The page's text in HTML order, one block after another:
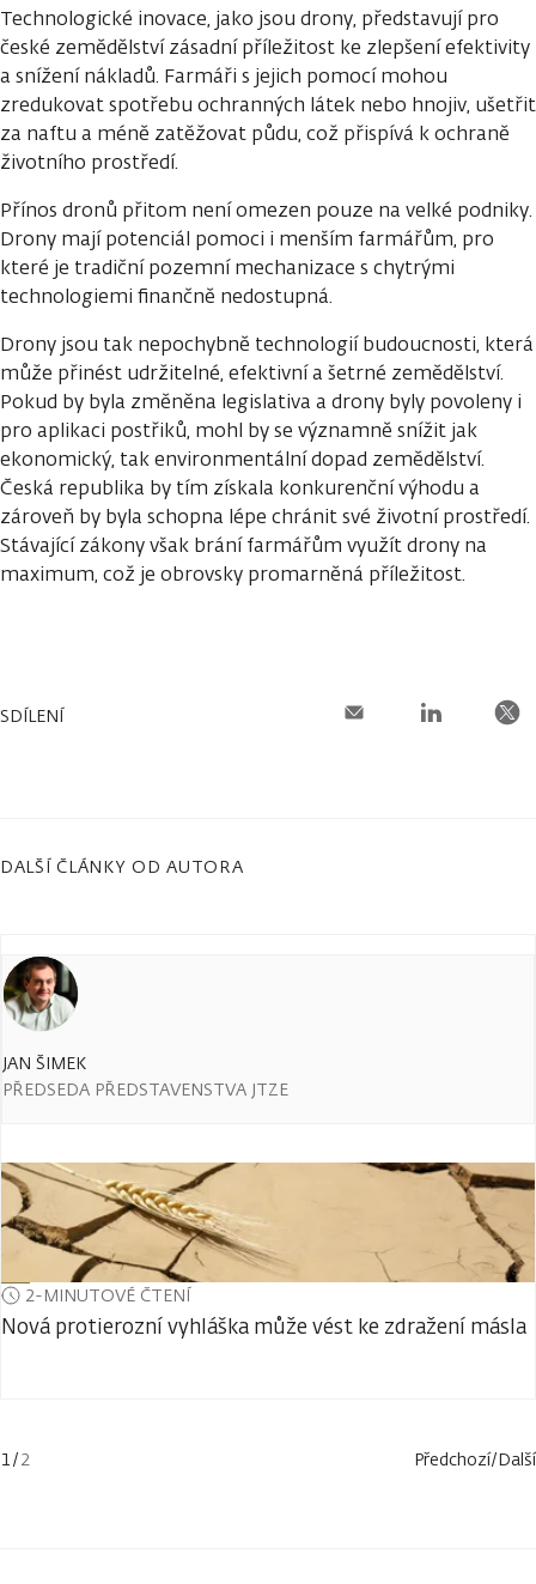
Technologické inovace, jako jsou drony, představují pro
české zemědělství zásadní příležitost ke zlepšení efektivity
a snížení nákladů. Farmáři s jejich pomocí mohou
zredukovat spotřebu ochranných látek nebo hnojiv, ušetřit
za naftu a méně zatěžovat půdu, což přispívá k ochraně
životního prostředí.
Přínos dronů přitom není omezen pouze na velké podniky.
Drony mají potenciál pomoci i menším farmářům, pro
které je tradiční pozemní mechanizace s chytrými
technologiemi finančně nedostupná.
Drony jsou tak nepochybně technologií budoucnosti, která
může přinést udržitelné, efektivní a šetrné zemědělství.
Pokud by byla změněna legislativa a drony byly povoleny i
pro aplikaci postřiků, mohl by se významně snížit jak
ekonomický, tak environmentální dopad zemědělství.
Česká republika by tím získala konkurenční výhodu a
zároveň by byla schopna lépe chránit své životní prostředí.
Stávající zákony však brání farmářům využít drony na
maximum, což je obrovsky promarněná příležitost.
SDÍLENÍ
DALŠÍ ČLÁNKY OD AUTORA
JAN ŠIMEK
PŘEDSEDA PŘEDSTAVENSTVA JTZE
2-MINUTOVÉ ČTENÍ
Nová protierozní vyhláška může vést ke zdražení másla
1/2 Předchozí/Další